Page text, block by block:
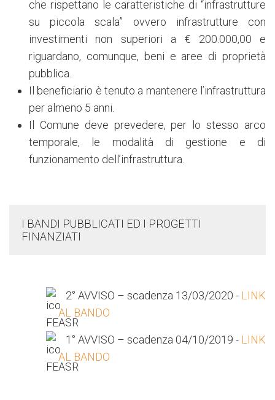
che rispettano le caratteristiche di “infrastrutture
su piccola scala” ovvero infrastrutture con
investimenti non superiori a € 200.000,00 e
riguardano, comunque, beni e aree di proprietà
pubblica.
Il beneficiario è tenuto a mantenere l’infrastruttura
per almeno 5 anni.
Il Comune deve prevedere, per lo stesso arco
temporale, le modalità di gestione e di
funzionamento dell’infrastruttura.
I BANDI PUBBLICATI ED I PROGETTI
FINANZIATI
2° AVVISO – scadenza 13/03/2020 - LINK
AL BANDO
1° AVVISO – scadenza 04/10/2019 - LINK
AL BANDO